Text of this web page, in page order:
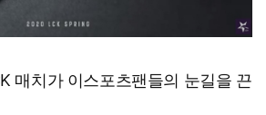
매치가 이스포츠팬들의 눈길을 끈